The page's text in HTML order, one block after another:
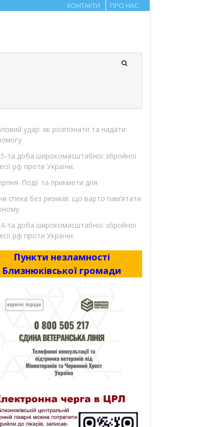
КОНТАКТИ ПРО НАС
удар: як розпізнати та надати
та доба широкомасштабної збройної
рф проти України.
Події та прикмети дня
спека без ризиків: що варто пам’ятати
та доба широкомасштабної збройної
рф проти України.
Пункти незламності
Близнюківської громади